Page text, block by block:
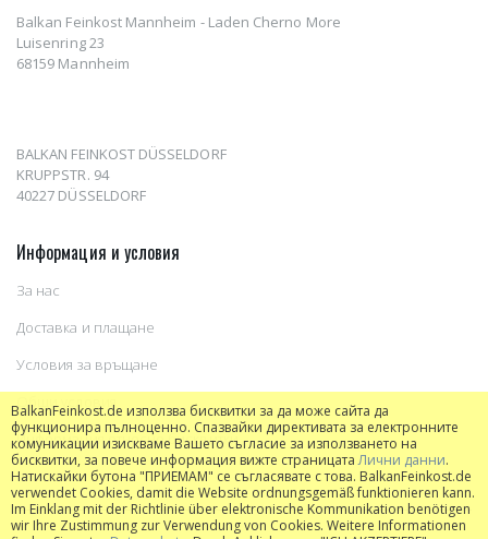
Balkan Feinkost Mannheim - Laden Cherno More
Luisenring 23
68159 Mannheim
BALKAN FEINKOST DÜSSELDORF
KRUPPSTR. 94
40227 DÜSSELDORF
Информация и условия
За нас
Доставка и плащане
Условия за връщане
Общи условия
Информация относно бисквитки
BalkanFeinkost.de използва бисквитки за да може сайта да
функционира пълноценно. Спазвайки директивата за електронните
комуникации изискваме Вашето съгласие за използването на
бисквитки, за повече информация вижте страницатаЛични данни.
Натискайки бутона "ПРИЕМАМ" се съгласявате с това. BalkanFeinkost.de
verwendet Cookies, damit die Website ordnungsgemäß funktionieren kann.
Im Einklang mit der Richtlinie über elektronische Kommunikation benötigen
wir Ihre Zustimmung zur Verwendung von Cookies. Weitere Informationen